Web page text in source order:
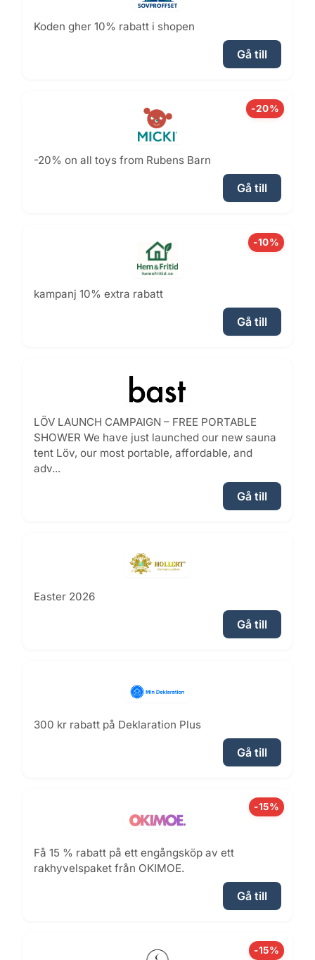
Koden gher 10% rabatt i shopen
Gå till
-20%
-20% on all toys from Rubens Barn
Gå till
-10%
kampanj 10% extra rabatt
Gå till
LÖV LAUNCH CAMPAIGN – FREE PORTABLE
SHOWER We have just launched our new sauna
tent Löv, our most portable, affordable, and
adv...
Gå till
Easter 2026
Gå till
300 kr rabatt på Deklaration Plus
Gå till
-15%
Få 15 % rabatt på ett engångsköp av ett
rakhyvelspaket från OKIMOE.
Gå till
-15%